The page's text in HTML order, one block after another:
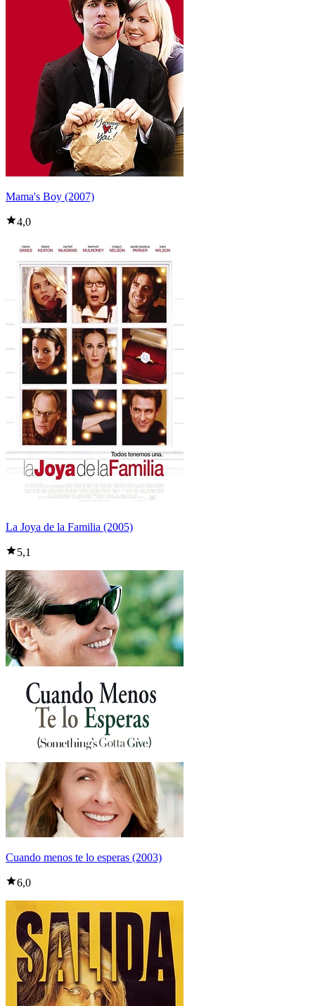
Mama's Boy (2007)
4,0
La Joya de la Familia (2005)
5,1
Cuando menos te lo esperas (2003)
6,0